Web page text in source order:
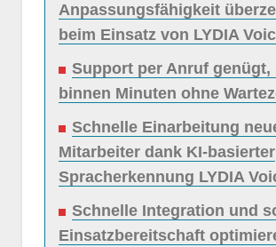
Anpassungsfähigkeit
beim Einsatz von LYDIA
Support per Anruf genügt,
binnen Minuten ohne
Schnelle Einarbeitung
Mitarbeiter dank KI-basierter
Spracherkennung LYDIA
Schnelle Integration und
Einsatzbereitschaft